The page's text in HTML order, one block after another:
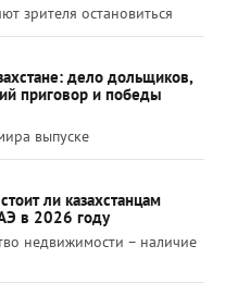
зрителя остановиться
дело дольщиков,
приговор и победы
выпуске
ли казахстанцам
в 2026 году
недвижимости – наличие